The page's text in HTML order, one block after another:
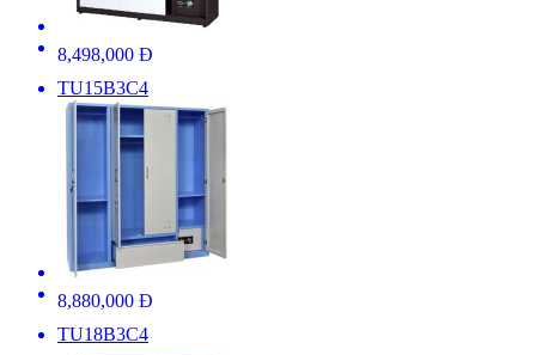
8,498,000 Đ
TU15B3C4
8,880,000 Đ
TU18B3C4